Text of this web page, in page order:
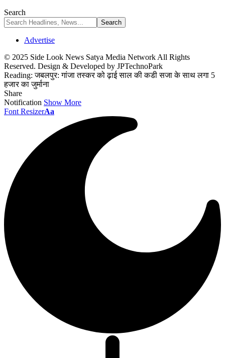
Search
Advertise
© 2025 Side Look News Satya Media Network All Rights
Reserved. Design & Developed by JPTechnoPark
Reading: जबलपुर: गांजा तस्कर को ढ़ाई साल की कडी सजा के साथ लगा 5
हजार का जुर्माना
Share
Notification Show More
Font ResizerAa